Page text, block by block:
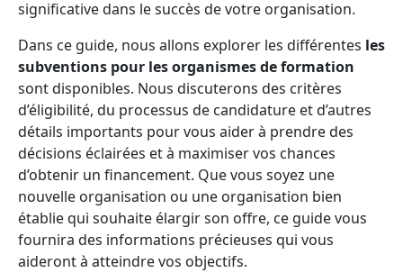
significative dans le succès de votre organisation.
Dans ce guide, nous allons explorer les différentes les
subventions pour les organismes de formation
sont disponibles. Nous discuterons des critères
d’éligibilité, du processus de candidature et d’autres
détails importants pour vous aider à prendre des
décisions éclairées et à maximiser vos chances
d’obtenir un financement. Que vous soyez une
nouvelle organisation ou une organisation bien
établie qui souhaite élargir son offre, ce guide vous
fournira des informations précieuses qui vous
aideront à atteindre vos objectifs.